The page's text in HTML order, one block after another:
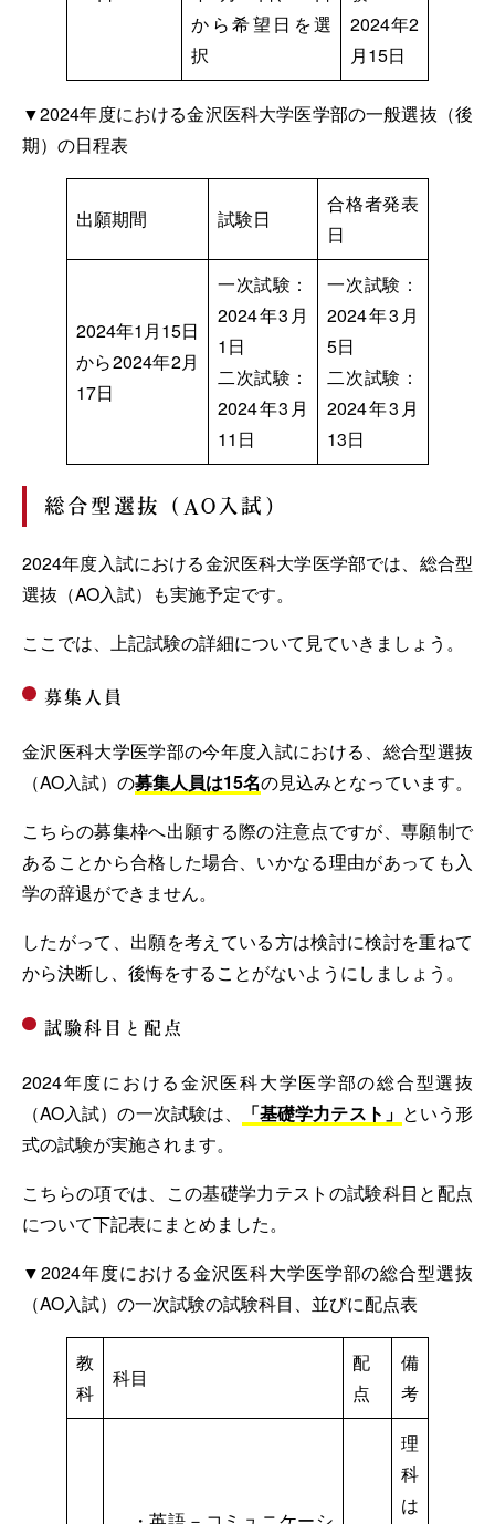
から希望日を選
択
2024年2
月15日
▼2024年度における金沢医科大学医学部の一般選抜（後
期）の日程表
出願期間 試験日
合格者発表
日
2024年1月15日
から2024年2月
17日
一次試験：
2024年3月
1日
二次試験：
2024年3月
11日
一次試験：
2024年3月
5日
二次試験：
2024年3月
13日
総合型選抜（AO入試）
2024年度入試における金沢医科大学医学部では、総合型
選抜（AO入試）も実施予定です。
ここでは、上記試験の詳細について見ていきましょう。
募集人員
金沢医科大学医学部の今年度入試における、総合型選抜
（AO入試）の募集人員は15名の見込みとなっています。
こちらの募集枠へ出願する際の注意点ですが、専願制で
あることから合格した場合、いかなる理由があっても入
学の辞退ができません。
したがって、出願を考えている方は検討に検討を重ねて
から決断し、後悔をすることがないようにしましょう。
試験科目と配点
2024年度における金沢医科大学医学部の総合型選抜
（AO入試）の一次試験は、
「基礎学力テスト」 という形
式の試験が実施されます。
こちらの項では、この基礎学力テストの試験科目と配点
について下記表にまとめました。
▼2024年度における金沢医科大学医学部の総合型選抜
（AO入試）の一次試験の試験科目、並びに配点表
教
科
科目
配
点
備
考
理
科
は